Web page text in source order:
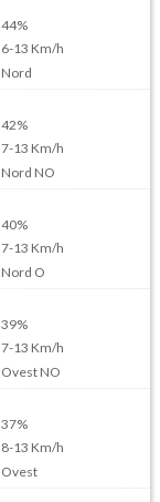
44%
6-13 Km/h
Nord
42%
7-13 Km/h
Nord NO
40%
7-13 Km/h
Nord O
39%
7-13 Km/h
Ovest NO
37%
8-13 Km/h
Ovest